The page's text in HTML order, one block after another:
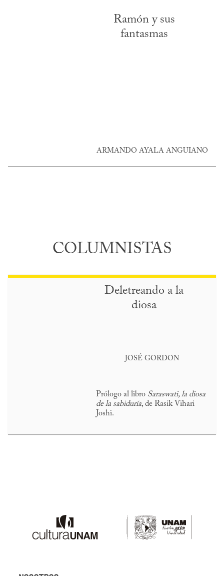
Ramón y sus
fantasmas
ARMANDO AYALA ANGUIANO
COLUMNISTAS
Deletreando a la
diosa
JOSÉ GORDON
Prólogo al libro Saraswati, la diosa
de la sabiduría, de Rasik Vihari
Joshi.